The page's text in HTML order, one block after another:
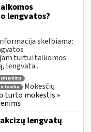
lengvatos?
skelbiama:
turtui taikomos
lengvata...
tvarka
Mokesčių
turto mokestis »
lengvatų